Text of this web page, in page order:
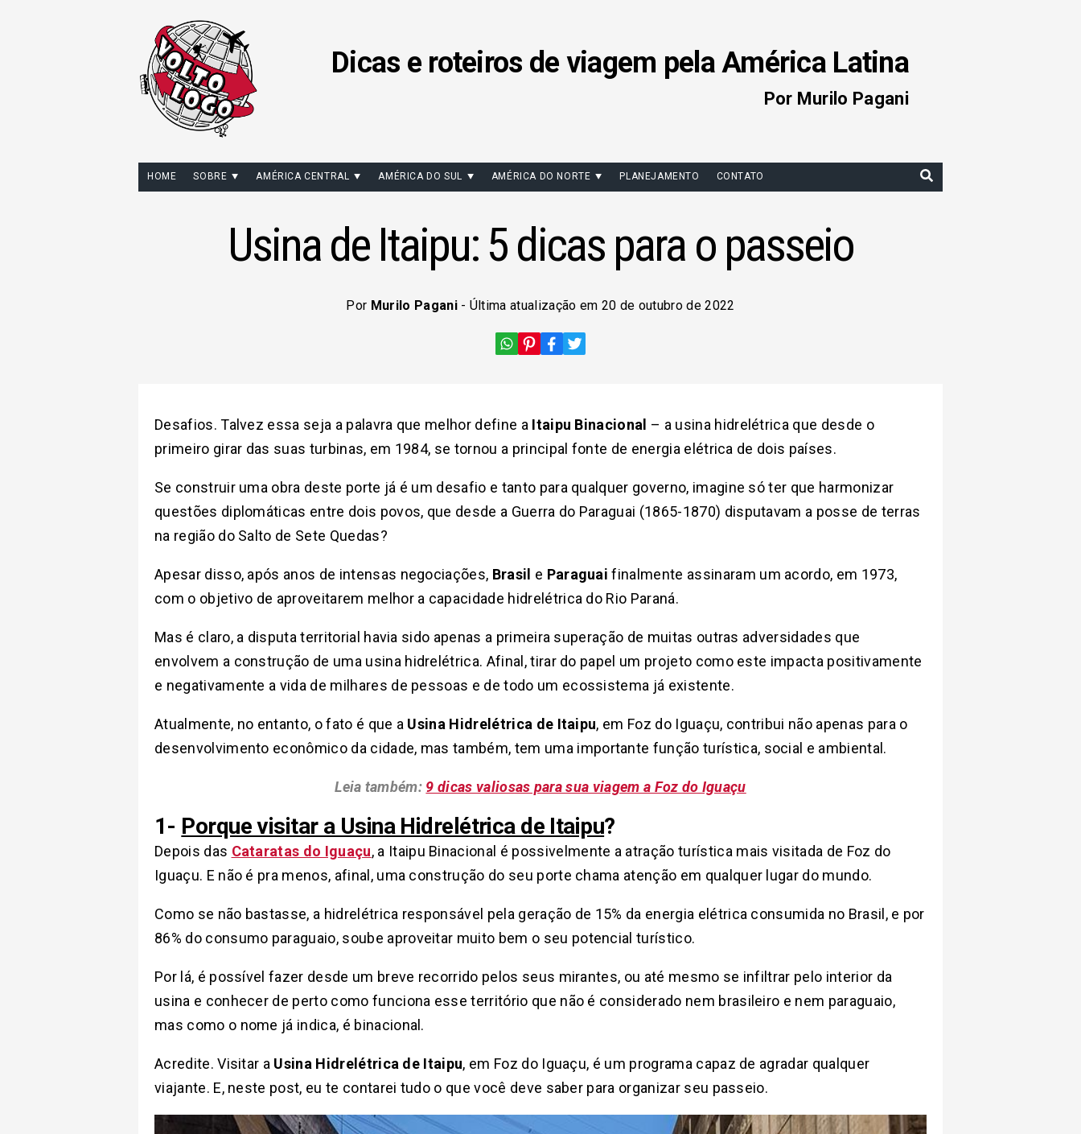
Dicas e roteiros de viagem pela América Latina
Por Murilo Pagani
HOME SOBRE AMÉRICA CENTRAL AMÉRICA DO SUL AMÉRICA DO NORTE PLANEJAMENTO CONTATO
Usina de Itaipu: 5 dicas para o passeio
Por Murilo Pagani- Última atualização em 20 de outubro de 2022
Desafios. Talvez essa seja a palavra que melhor define a Itaipu Binacional – a usina hidrelétrica que desde o
primeiro girar das suas turbinas, em 1984, se tornou a principal fonte de energia elétrica de dois países.
Se construir uma obra deste porte já é um desafio e tanto para qualquer governo, imagine só ter que harmonizar
questões diplomáticas entre dois povos, que desde a Guerra do Paraguai (1865-1870) disputavam a posse de terras
na região do Salto de Sete Quedas?
Apesar disso, após anos de intensas negociações, Brasil e Paraguai finalmente assinaram um acordo, em 1973,
com o objetivo de aproveitarem melhor a capacidade hidrelétrica do Rio Paraná.
Mas é claro, a disputa territorial havia sido apenas a primeira superação de muitas outras adversidades que
envolvem a construção de uma usina hidrelétrica. Afinal, tirar do papel um projeto como este impacta positivamente
e negativamente a vida de milhares de pessoas e de todo um ecossistema já existente.
Atualmente, no entanto, o fato é que a Usina Hidrelétrica de Itaipu, em Foz do Iguaçu, contribui não apenas para o
desenvolvimento econômico da cidade, mas também, tem uma importante função turística, social e ambiental.
Leia também: 9 dicas valiosas para sua viagem a Foz do Iguaçu
1- Porque visitar a Usina Hidrelétrica de Itaipu?
Depois das Cataratas do Iguaçu, a Itaipu Binacional é possivelmente a atração turística mais visitada de Foz do
Iguaçu. E não é pra menos, afinal, uma construção do seu porte chama atenção em qualquer lugar do mundo.
Como se não bastasse, a hidrelétrica responsável pela geração de 15% da energia elétrica consumida no Brasil, e por
86% do consumo paraguaio, soube aproveitar muito bem o seu potencial turístico.
Por lá, é possível fazer desde um breve recorrido pelos seus mirantes, ou até mesmo se infiltrar pelo interior da
usina e conhecer de perto como funciona esse território que não é considerado nem brasileiro e nem paraguaio,
mas como o nome já indica, é binacional.
Acredite. Visitar a Usina Hidrelétrica de Itaipu, em Foz do Iguaçu, é um programa capaz de agradar qualquer
viajante. E, neste post, eu te contarei tudo o que você deve saber para organizar seu passeio.